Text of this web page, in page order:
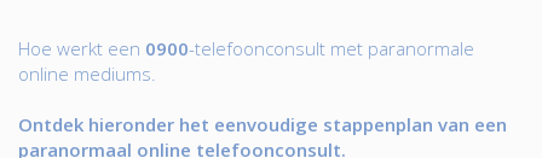
Hoe werkt een 0900-telefoonconsult met paranormale
online mediums.
Ontdek hieronder het eenvoudige stappenplan van een
paranormaal online telefoonconsult.